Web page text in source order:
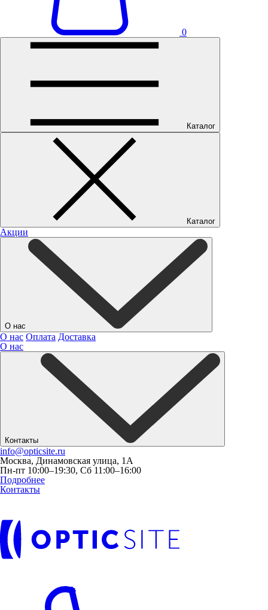
0
Каталог
Каталог
Акции
О нас
О нас Оплата Доставка
О нас
Контакты
info@opticsite.ru
Москва, Динамовская улица, 1А
Пн-пт 10:00–19:30, Сб 11:00–16:00
Подробнее
Контакты